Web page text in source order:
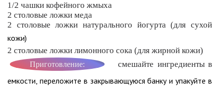
1/2 чашки кофейного жмыха
2 столовые ложки меда
2 столовые ложки натурального йогурта (для сухой
кожи)
2 столовые ложки лимонного сока (для жирной кожи)
Приготовление: смешайте ингредиенты в
емкости, переложите в закрывающуюся банку и упакуйте в